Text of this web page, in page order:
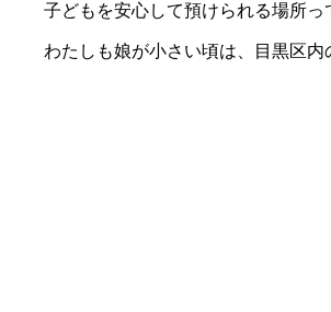
子どもを安心して預けられる場所っ
わたしも娘が小さい頃は、目黒区